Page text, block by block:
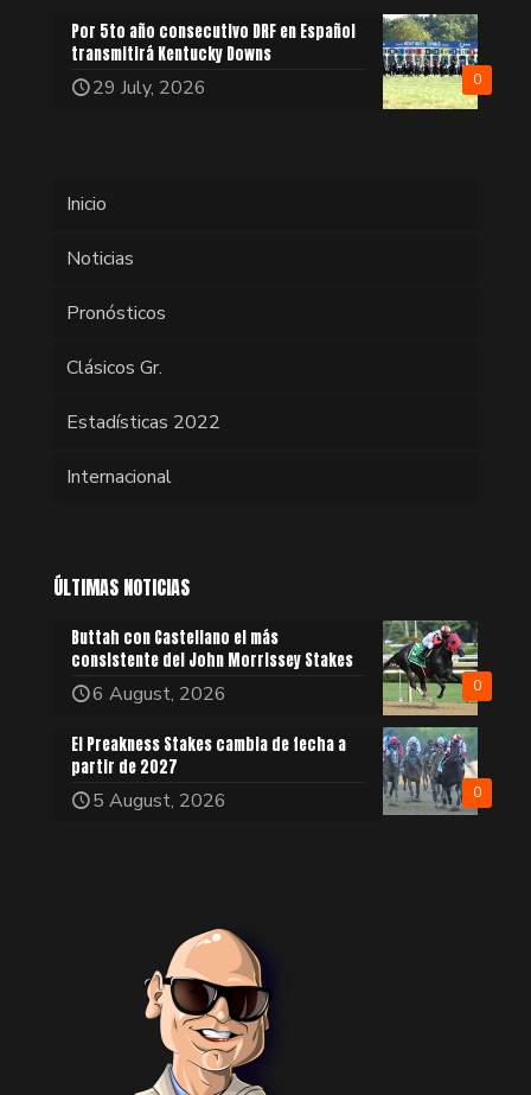
0
Por 5to año consecutivo DRF en Español
transmitirá Kentucky Downs
29 July, 2026
Inicio
Noticias
Pronósticos
Clásicos Gr.
Estadísticas 2022
Internacional
ÚLTIMAS NOTICIAS
0
Buttah con Castellano el más
consistente del John Morrissey Stakes
6 August, 2026
0
El Preakness Stakes cambia de fecha a
partir de 2027
5 August, 2026